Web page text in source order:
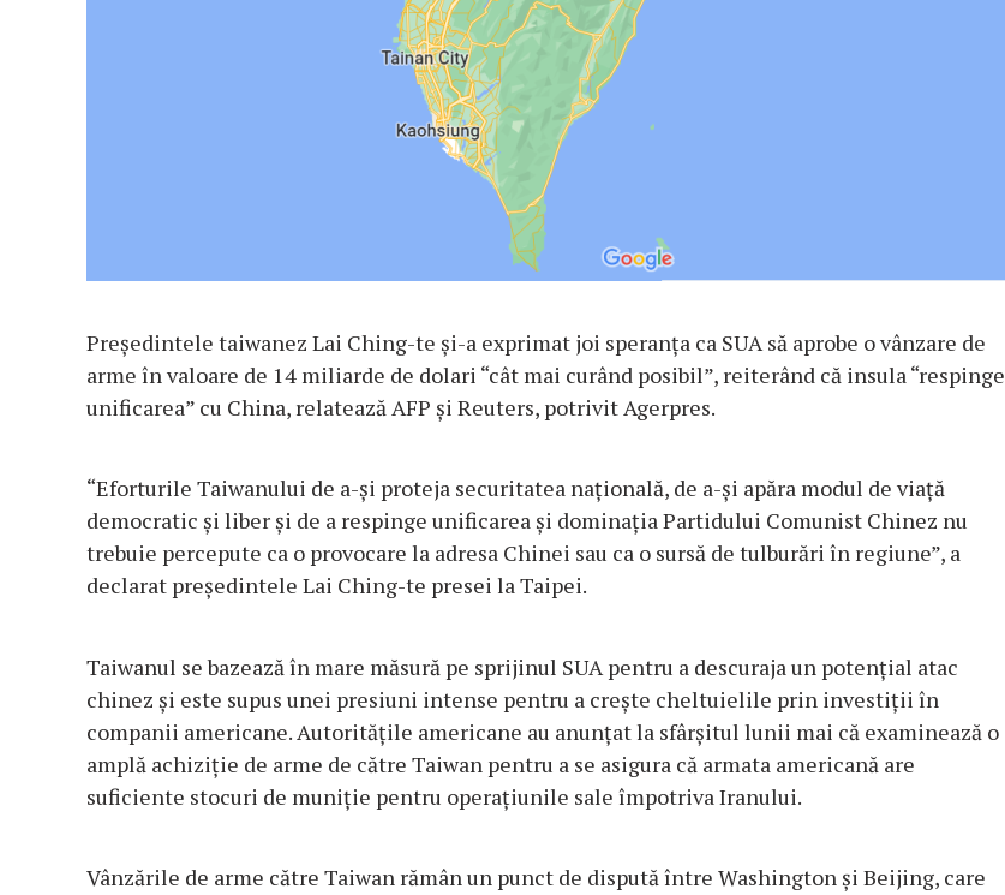
Preşedintele taiwanez Lai Ching-te şi-a exprimat joi speranţa ca SUA să aprobe o vânzare de
arme în valoare de 14 miliarde de dolari “cât mai curând posibil”, reiterând că insula “respinge
unificarea” cu China, relatează AFP şi Reuters, potrivit Agerpres.
“Eforturile Taiwanului de a-şi proteja securitatea naţională, de a-şi apăra modul de viaţă
democratic şi liber şi de a respinge unificarea şi dominaţia Partidului Comunist Chinez nu
trebuie percepute ca o provocare la adresa Chinei sau ca o sursă de tulburări în regiune”, a
declarat preşedintele Lai Ching-te presei la Taipei.
Taiwanul se bazează în mare măsură pe sprijinul SUA pentru a descuraja un potenţial atac
chinez şi este supus unei presiuni intense pentru a creşte cheltuielile prin investiţii în
companii americane. Autorităţile americane au anunţat la sfârşitul lunii mai că examinează o
amplă achiziţie de arme de către Taiwan pentru a se asigura că armata americană are
suficiente stocuri de muniţie pentru operaţiunile sale împotriva Iranului.
Vânzările de arme către Taiwan rămân un punct de dispută între Washington şi Beijing, care